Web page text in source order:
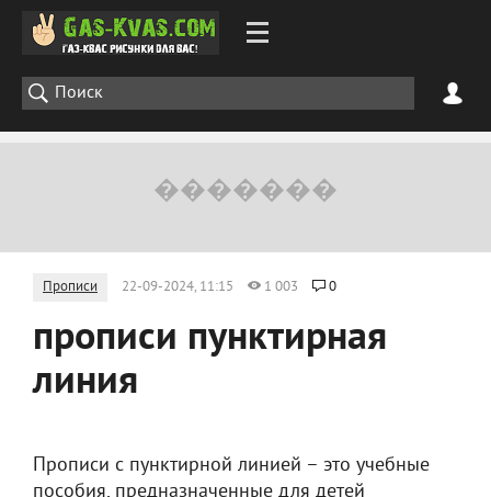
Прописи 22-09-2024, 11:15 1 003 0
прописи пунктирная
линия
Прописи с пунктирной линией – это учебные